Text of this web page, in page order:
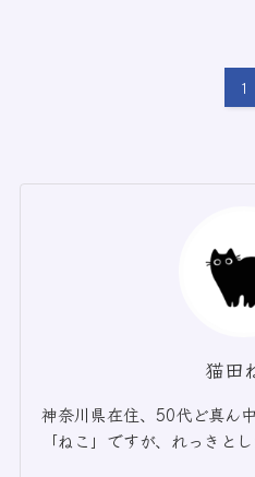
1
猫田
神奈川県在住、50代ど真ん
「ねこ」ですが、れっきと